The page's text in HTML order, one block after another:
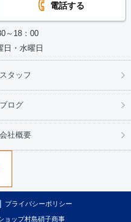
電話する
～18：00
日・水曜日
スタッフ
ブログ
会社概要
プライバシーポリシー
ョップ村島硝子商事